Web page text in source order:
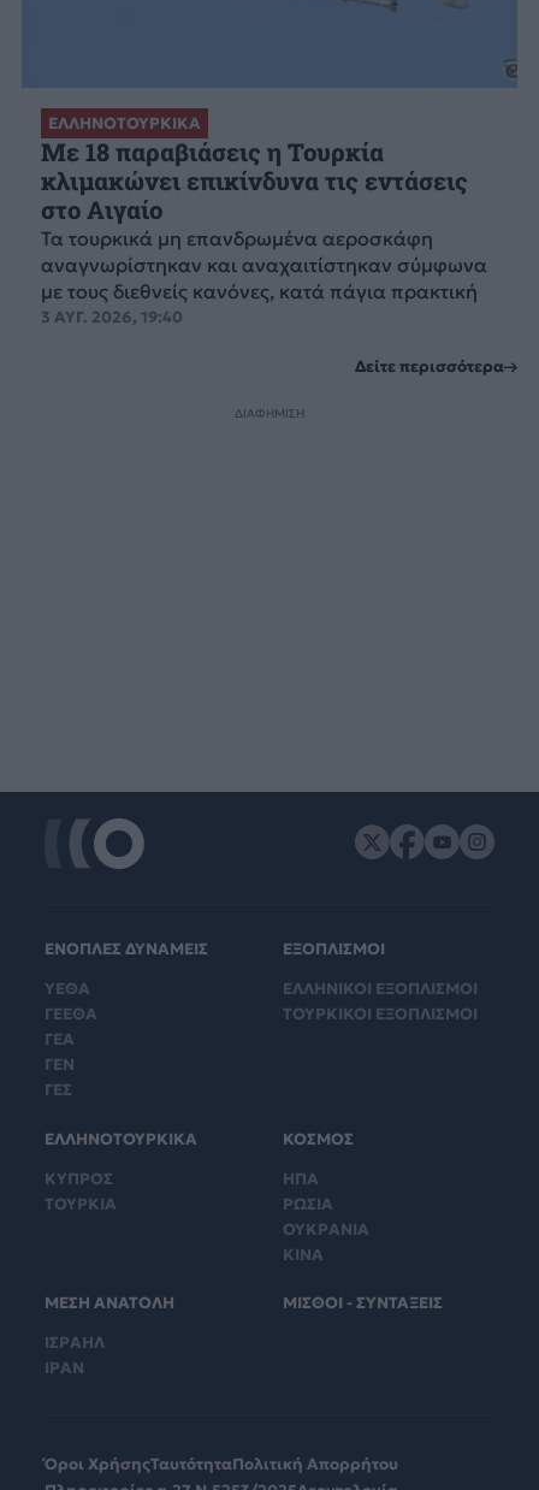
ΕΛΛΗΝΟΤΟΥΡΚΙΚΑ
Με 18 παραβιάσεις η Τουρκία
κλιμακώνει επικίνδυνα τις εντάσεις
στο Αιγαίο
Τα τουρκικά μη επανδρωμένα αεροσκάφη
αναγνωρίστηκαν και αναχαιτίστηκαν σύμφωνα
με τους διεθνείς κανόνες, κατά πάγια πρακτική
3 ΑΥΓ. 2026, 19:40
Δείτε περισσότερα
ΔΙΑΦΗΜΙΣΗ
ΕΝΟΠΛΕΣ ΔΥΝΑΜΕΙΣ
ΥΕΘΑ
ΓΕΕΘΑ
ΓΕΑ
ΓΕΝ
ΓΕΣ
ΕΞΟΠΛΙΣΜΟΙ
ΕΛΛΗΝΙΚΟΙ ΕΞΟΠΛΙΣΜΟΙ
ΤΟΥΡΚΙΚΟΙ ΕΞΟΠΛΙΣΜΟΙ
ΕΛΛΗΝΟΤΟΥΡΚΙΚΑ
ΚΥΠΡΟΣ
ΤΟΥΡΚΙΑ
ΚΟΣΜΟΣ
ΗΠΑ
ΡΩΣΙΑ
ΟΥΚΡΑΝΙΑ
ΚΙΝΑ
ΜΕΣΗ ΑΝΑΤΟΛΗ
ΙΣΡΑΗΛ
ΙΡΑΝ
ΜΙΣΘΟΙ - ΣΥΝΤΑΞΕΙΣ
Όροι ΧρήσηςΤαυτότηταΠολιτική Απορρήτου